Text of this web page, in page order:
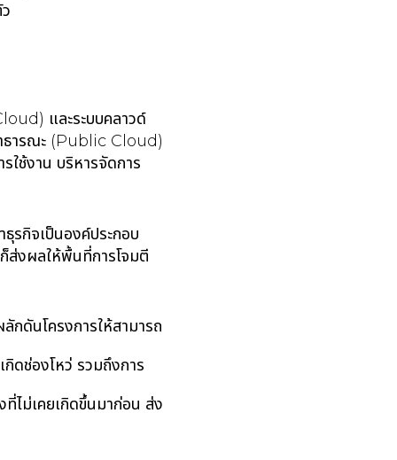
และระบบคลาวด์
ธารณะ (Public Cloud)
ใช้งาน บริหารจัดการ
รกิจเป็นองค์ประกอบ
ส่งผลให้พื้นที่การโจมตี
กดันโครงการให้สามารถ
ช่องโหว่ รวมถึงการ
ไม่เคยเกิดขึ้นมาก่อน ส่ง